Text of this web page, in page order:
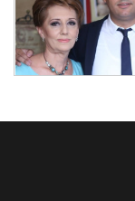
նախագահի
08 Օգոստոս, 2026